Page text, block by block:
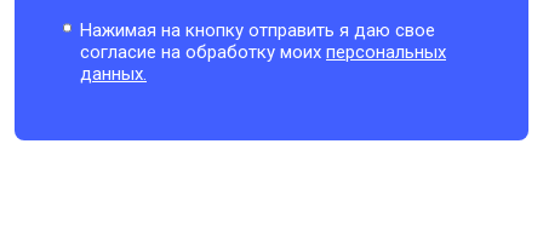
Нажимая на кнопку отправить я даю свое
согласие на обработку моихперсональных
данных.